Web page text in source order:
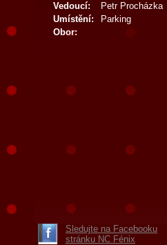
Vedoucí:
Petr Procházka
Umístění:
Parking
Obor:
Sledujte na Facebooku
stránku NC Fénix